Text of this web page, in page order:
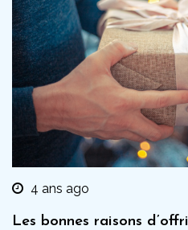
4 ans ago
Les bonnes raisons